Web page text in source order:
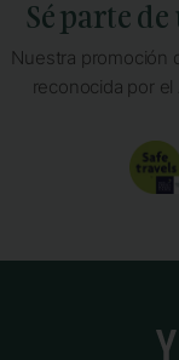
Sé parte
Nuestra promoción
reconocida por